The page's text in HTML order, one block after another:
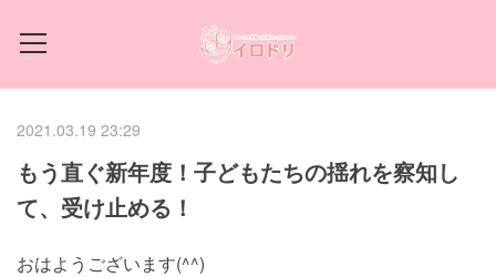
2021.03.19 23:29
もう直ぐ新年度！子どもたちの揺れを察知し
て、受け止める！
おはようございます(^^)